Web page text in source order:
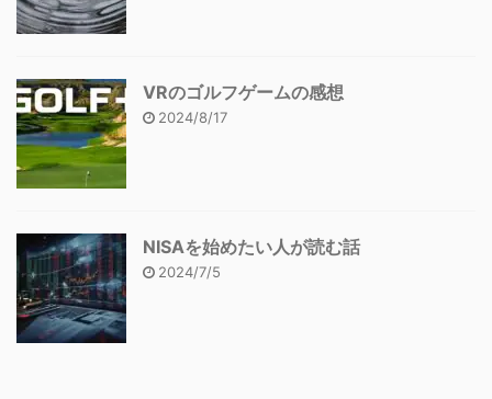
VRのゴルフゲームの感想
2024/8/17
NISAを始めたい人が読む話
2024/7/5